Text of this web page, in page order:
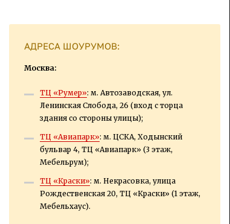
АДРЕСА ШОУРУМОВ:
Москва:
ТЦ «Румер»: м. Автозаводская, ул.
Ленинская Слобода, 26 (вход с торца
здания со стороны улицы);
ТЦ «Авиапарк»: м. ЦСКА, Ходынский
бульвар 4, ТЦ «Авиапарк» (3 этаж,
Мебельрум);
ТЦ «Краски»: м. Некрасовка, улица
Рождественская 20, ТЦ «Краски» (1 этаж,
Мебельхаус).